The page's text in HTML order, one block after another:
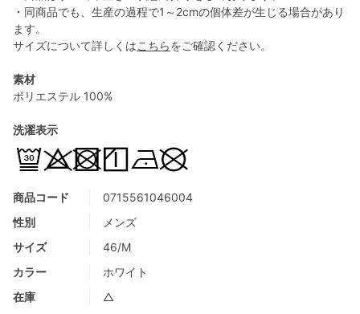
商品コード
0715561046004
性別
メンズ
サイズ
46/M
カラー
ホワイト
在庫
△
・同商品でも、生産の過程で1～2cmの個体差が生じる場合があり
ます。
サイズについて詳しくはこちらをご確認ください。
素材
ポリエステル 100%
洗濯表示